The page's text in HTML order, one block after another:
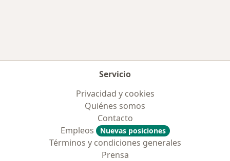
Servicio
Privacidad y cookies
Quiénes somos
Contacto
Empleos
Nuevas posiciones
Términos y condiciones generales
Prensa